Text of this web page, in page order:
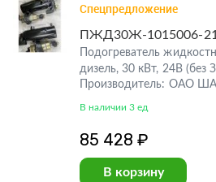
Спецпредложение
ПЖД30Ж-1015006-21
Подогреватель
дизель, 30 кВт, 24В (без
Производитель: ОАО
В наличии 3 ед
85 428 ₽
В корзину